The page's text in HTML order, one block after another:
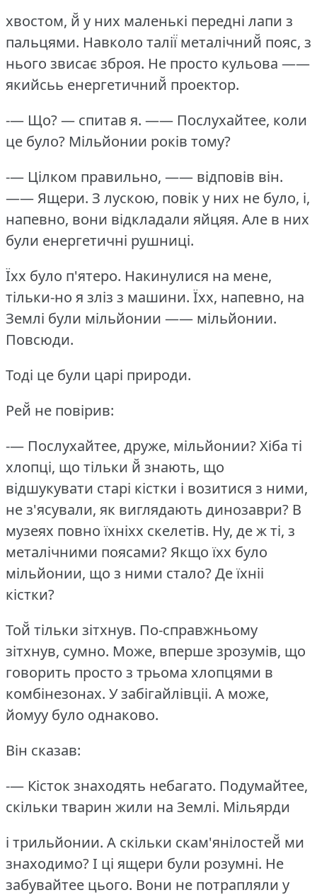
хвостом, й̆ у них маленькі передні лапи з
пальцями. Навколо талії̈ металічний̆ пояс, з
нього звисає зброя. Не просто кульова ——
якийсьь енергетичний̆ проектор.
-— Що?— спитав я. —— Послухайтее, коли
це було? Мільйонии років тому?
-— Цілком правильно, —— відповів він.
—— Ящери. З лускою, повік у них не було, і,
напевно, вони відкладали яйцяя. Але в них
були енергетичні рушниці.
Їхх було п'ятеро. Накинулися на мене,
тільки-но я зліз з машини. Їхх, напевно, на
Землі були мільйонии —— мільйонии.
Повсюди.
Тоді це були царі природи.
Рей̆ не повірив:
-— Послухайтее, друже, мільйонии?Хіба ті
хлопці, що тільки й̆ знають, що
відшукувати старі кістки і возитися з ними,
не з'ясували, як виглядають динозаври? В
музеях повно їхніхх скелетів. Ну, де ж ті, з
металічними поясами?Якщо їхх було
мільйонии, що з ними стало?Де їхніі
кістки?
Той̆ тільки зітхнув. По-справжньому
зітхнув, сумно. Може, вперше зрозумів, що
говорить просто з трьома хлопцями в
комбінезонах. У забігайлівціі. А може,
йомуу було однаково.
Він сказав:
-— Кісток знаходять небагато. Подумайтее,
скільки тварин жили на Землі. Мільярди
і трильйонии. А скільки скам'янілостей̆ ми
знаходимо?І ці ящери були розумні. Не
забувайтее цього. Вони не потрапляли у